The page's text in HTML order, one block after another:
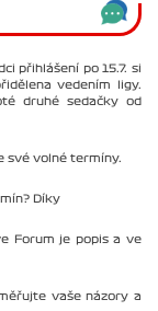
přihlášení po 15.7. si
vedením ligy.
druhé sedačky od
své volné termíny.
Díky
Forum je popis a ve
vaše názory a